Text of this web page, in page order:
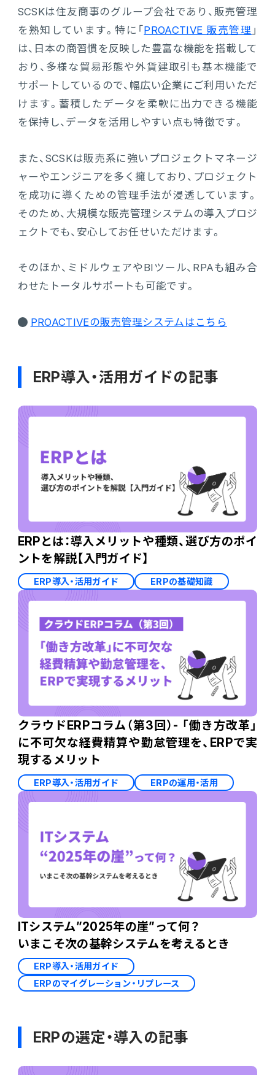
SCSKは住友商事のグループ会社であり、販売管理
を熟知しています。特に「PROACTIVE 販売管理 」
は、日本の商習慣を反映した豊富な機能を搭載して
おり、多様な貿易形態や外貨建取引も基本機能で
サポートしているので、幅広い企業にご利用いただ
けます。蓄積したデータを柔軟に出力できる機能
を保持し、データを活用しやすい点も特徴です。
また、SCSKは販売系に強いプロジェクトマネージ
ャーやエンジニアを多く擁しており、プロジェクト
を成功に導くための管理手法が浸透しています。
そのため、大規模な販売管理システムの導入プロジ
ェクトでも、安心してお任せいただけます。
そのほか、ミドルウェアやBIツール、RPAも組み合
わせたトータルサポートも可能です。
PROACTIVEの販売管理システムはこちら
ERP導入・活用ガイドの記事
ERPとは：導入メリットや種類、選び方のポイ
ントを解説【入門ガイド】
ERP導入・活用ガイド ERPの基礎知識
クラウドERPコラム（第3回）- 「働き方改革」
に不可欠な経費精算や勤怠管理を、ERPで実
現するメリット
ERP導入・活用ガイド ERPの運用・活用
ITシステム”2025年の崖”って何？
いまこそ次の基幹システムを考えるとき
ERP導入・活用ガイド
ERPのマイグレーション・リプレース
ERPの選定・導入の記事